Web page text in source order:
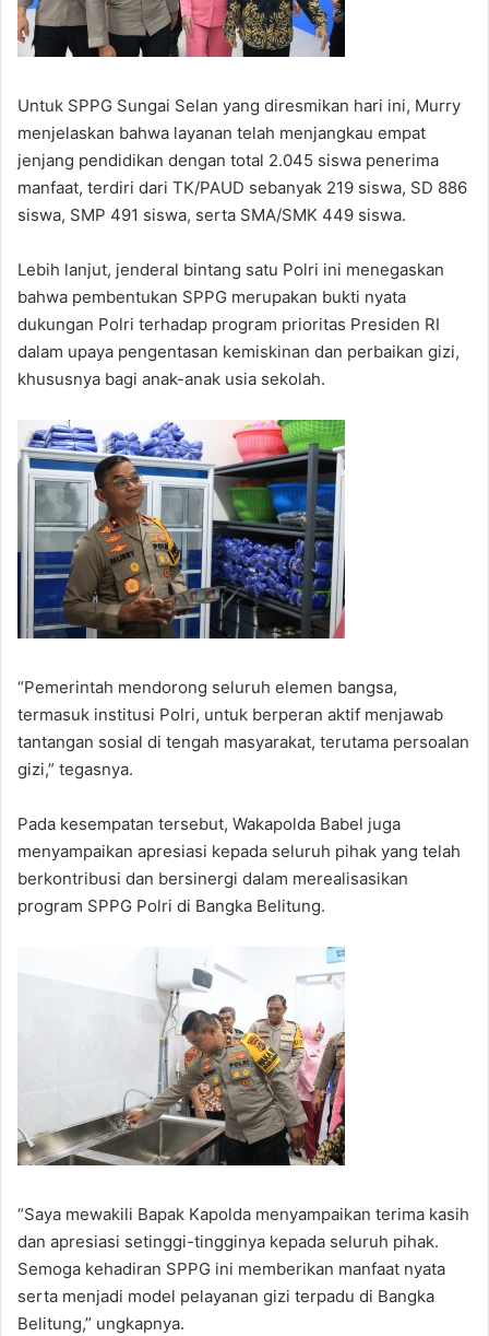
Untuk SPPG Sungai Selan yang diresmikan hari ini, Murry
menjelaskan bahwa layanan telah menjangkau empat
jenjang pendidikan dengan total 2.045 siswa penerima
manfaat, terdiri dari TK/PAUD sebanyak 219 siswa, SD 886
siswa, SMP 491 siswa, serta SMA/SMK 449 siswa.
Lebih lanjut, jenderal bintang satu Polri ini menegaskan
bahwa pembentukan SPPG merupakan bukti nyata
dukungan Polri terhadap program prioritas Presiden RI
dalam upaya pengentasan kemiskinan dan perbaikan gizi,
khususnya bagi anak-anak usia sekolah.
“Pemerintah mendorong seluruh elemen bangsa,
termasuk institusi Polri, untuk berperan aktif menjawab
tantangan sosial di tengah masyarakat, terutama persoalan
gizi,” tegasnya.
Pada kesempatan tersebut, Wakapolda Babel juga
menyampaikan apresiasi kepada seluruh pihak yang telah
berkontribusi dan bersinergi dalam merealisasikan
program SPPG Polri di Bangka Belitung.
“Saya mewakili Bapak Kapolda menyampaikan terima kasih
dan apresiasi setinggi-tingginya kepada seluruh pihak.
Semoga kehadiran SPPG ini memberikan manfaat nyata
serta menjadi model pelayanan gizi terpadu di Bangka
Belitung,” ungkapnya.